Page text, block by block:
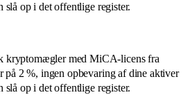
op i det offentlige register.
kryptomægler med MiCA-licens fra
på 2 %, ingen opbevaring af dine aktiver
op i det offentlige register.